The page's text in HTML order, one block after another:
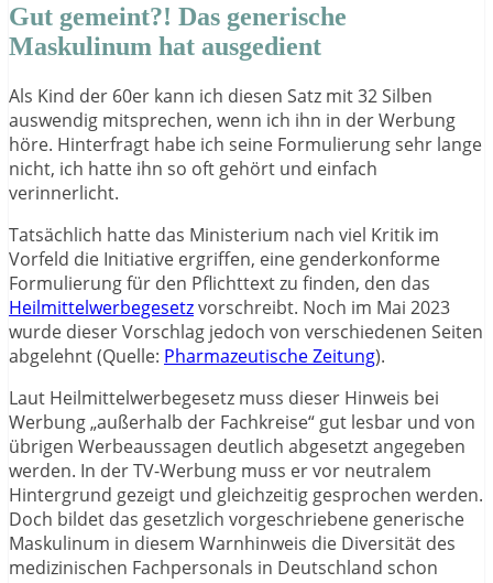
Gut gemeint?! Das generische
Maskulinum hat ausgedient
Als Kind der 60er kann ich diesen Satz mit 32 Silben
auswendig mitsprechen, wenn ich ihn in der Werbung
höre. Hinterfragt habe ich seine Formulierung sehr lange
nicht, ich hatte ihn so oft gehört und einfach
verinnerlicht.
Tatsächlich hatte das Ministerium nach viel Kritik im
Vorfeld die Initiative ergriffen, eine genderkonforme
Formulierung für den Pflichttext zu finden, den das
Heilmittelwerbegesetzvorschreibt. Noch im Mai 2023
wurde dieser Vorschlag jedoch von verschiedenen Seiten
abgelehnt (Quelle: Pharmazeutische Zeitung).
Laut Heilmittelwerbegesetz muss dieser Hinweis bei
Werbung „außerhalb der Fachkreise“ gut lesbar und von
übrigen Werbeaussagen deutlich abgesetzt angegeben
werden. In der TV-Werbung muss er vor neutralem
Hintergrund gezeigt und gleichzeitig gesprochen werden.
Doch bildet das gesetzlich vorgeschriebene generische
Maskulinum in diesem Warnhinweis die Diversität des
medizinischen Fachpersonals in Deutschland schon